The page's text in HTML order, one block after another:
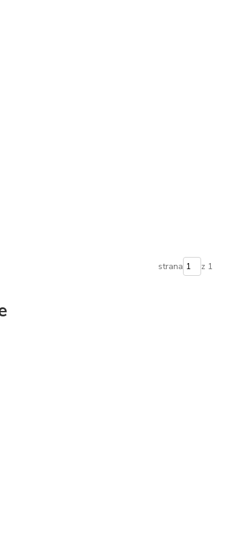
strana z 1